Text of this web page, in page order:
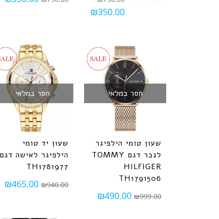
₪350.00
חסר במלאי
שעון טומי הילפיגר
לגבר דגם TOMMY
HILFIGER
TH1791506
₪999.00
₪490.00
חסר במלאי
שעון יד טומי
הילפיגר לאישה דגם
TH1781977
₪940.00
₪465.00